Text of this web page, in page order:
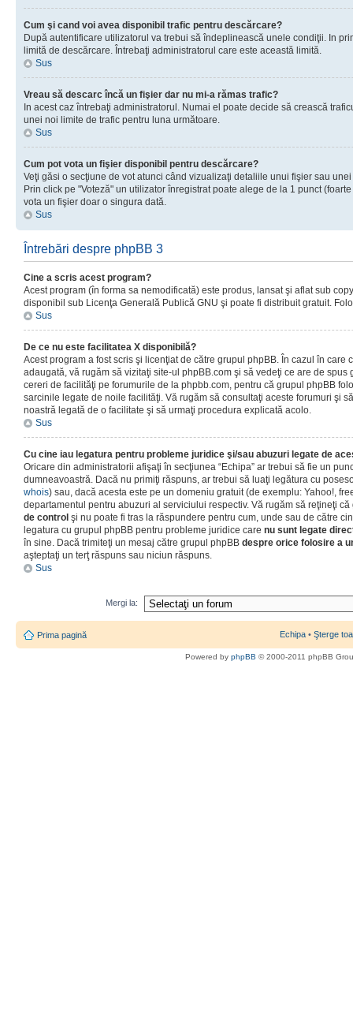
Cum şi cand voi avea disponibil trafic pentru descărcare?
După autentificare utilizatorul va trebui să îndeplinească unele condiţii. In
limită de descărcare. Întrebaţi administratorul care este această limită.
Sus
Vreau să descarc încă un fişier dar nu mi-a rămas trafic?
In acest caz întrebaţi administratorul. Numai el poate decide să crească
unei noi limite de trafic pentru luna următoare.
Sus
Cum pot vota un fişier disponibil pentru descărcare?
Veţi găsi o secţiune de vot atunci când vizualizaţi detaliile unui fişier sau
Prin click pe "Voteză" un utilizator înregistrat poate alege de la 1 punct
vota un fişier doar o singura dată.
Sus
Întrebări despre phpBB 3
Cine a scris acest program?
Acest program (în forma sa nemodificată) este produs, lansat şi aflat sub
disponibil sub Licenţa Generală Publică GNU şi poate fi distribuit gratuit.
Sus
De ce nu este facilitatea X disponibilă?
Acest program a fost scris şi licenţiat de către grupul phpBB. În cazul în care
adaugată, vă rugăm să vizitaţi site-ul phpBB.com şi să vedeţi ce are de
cereri de facilităţi pe forumurile de la phpbb.com, pentru că grupul phpBB
sarcinile legate de noile facilităţi. Vă rugăm să consultaţi aceste forumuri şi
noastră legată de o facilitate şi să urmaţi procedura explicată acolo.
Sus
Cu cine iau legatura pentru probleme juridice şi/sau abuzuri legate de
Oricare din administratorii afişaţi în secţiunea “Echipa” ar trebui să fie un
dumneavoastră. Dacă nu primiţi răspuns, ar trebui să luaţi legătura cu
whois) sau, dacă acesta este pe un domeniu gratuit (de exemplu: Yahoo!,
departamentul pentru abuzuri al serviciului respectiv. Vă rugăm să reţineţi
de control şi nu poate fi tras la răspundere pentru cum, unde sau de către
legatura cu grupul phpBB pentru probleme juridice care nu sunt legate
în sine. Dacă trimiteţi un mesaj către grupul phpBB despre orice folosire a
aşteptaţi un terţ răspuns sau niciun răspuns.
Sus
Mergi la:
Prima pagină Echipa • Şterge
Powered by phpBB © 2000-2011 phpBB